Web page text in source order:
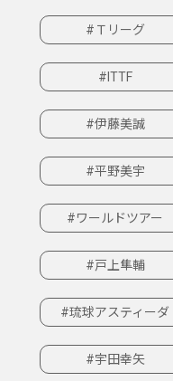
#Ｔリーグ
#ITTF
#伊藤美誠
#平野美宇
#ワールドツアー
#戸上隼輔
#琉球アスティーダ
#宇田幸矢